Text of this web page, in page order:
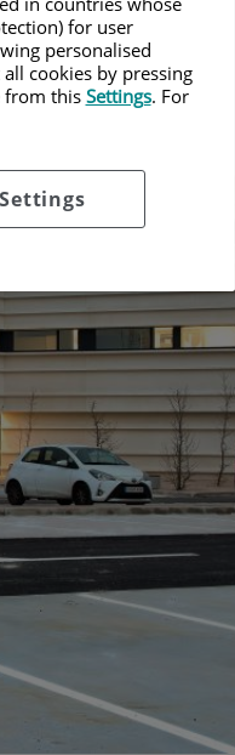
for user
personalised
cookies by pressing
from this Settings. For
Settings